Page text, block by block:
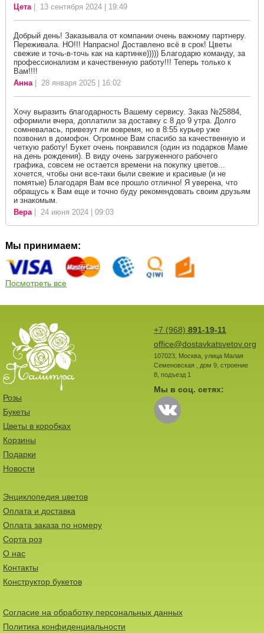
Цета| 13 сентября 2024 | 19:49
Добрый день! Заказывала от компании очень важному партнеру.
Переживала. НО!!! Напрасно! Доставлено всё в срок! Цветы
свежие и точь-в-точь как на картинке))))) Благодарю команду, за
профессионализм и качественную работу!!! Теперь только к
Вам!!!!
Анна| 28 января 2025 | 16:02
Хочу выразить благодарность Вашему сервису. Заказ №25884,
оформили вчера, доплатили за доставку с 8 до 9 утра. Долго
сомневалась, привезут ли вовремя, но в 8:55 курьер уже
позвонил в домофон. Огромное Вам спасибо за качественную и
четкую работу! Букет очень понравился (один из подарков Маме
на день рождения). В виду очень загруженного рабочего
графика, совсем не остается времени на покупку цветов...
хочется, чтобы они все-таки были свежие и красивые (и не
помятые) Благодаря Вам все прошло отлично! Я уверена, что
обращусь к Вам еще и точно буду рекомендовать своим друзьям
и знакомым.
Вера| 24 июня 2024 | 09:03
Мы принимаем:
Посмотреть все
+7 (968) 891-19-11
office@dostavkatsvetov.org
107023, Москва, улица Малая
Семеновская , дом 9, строение
8, подъезд 1
Мы в соц. сетях:
Розы
Букеты
Цветы в коробках
Корзины
Подарки
Новости
Энциклопедия цветов
Оплата и доставка
Оплата заказа по номеру
Сорта роз
О нас
Контакты
Конструктор букетов
Согласие на обработку персональных данных
Политика конфиденциальности